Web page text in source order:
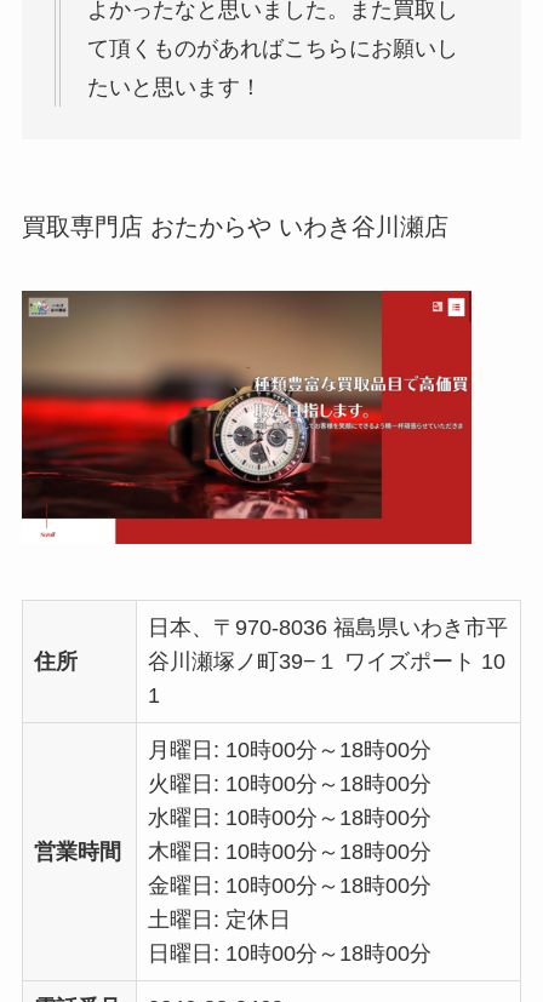
よかったなと思いました。また買取し
て頂くものがあればこちらにお願いし
たいと思います！
買取専門店 おたからや いわき谷川瀬店
住所
日本、〒970-8036 福島県いわき市平
谷川瀬塚ノ町39−１ ワイズポート 10
1
営業時間
月曜日: 10時00分～18時00分
火曜日: 10時00分～18時00分
水曜日: 10時00分～18時00分
木曜日: 10時00分～18時00分
金曜日: 10時00分～18時00分
土曜日: 定休日
日曜日: 10時00分～18時00分